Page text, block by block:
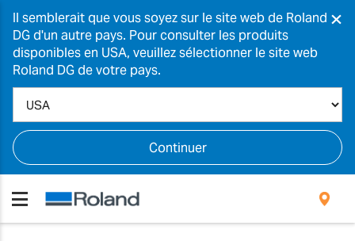
Il semblerait que vous soyez sur le site web de Roland
DG d'un autre pays. Pour consulter les produits
disponibles en USA, veuillez sélectionner le site web
Roland DG de votre pays.
Continuer
×